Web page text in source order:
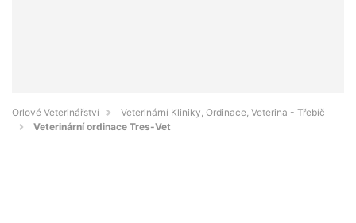
Orlové Veterinářství
Veterinární Kliniky, Ordinace, Veterina - Třebíč
Veterinární ordinace Tres-Vet